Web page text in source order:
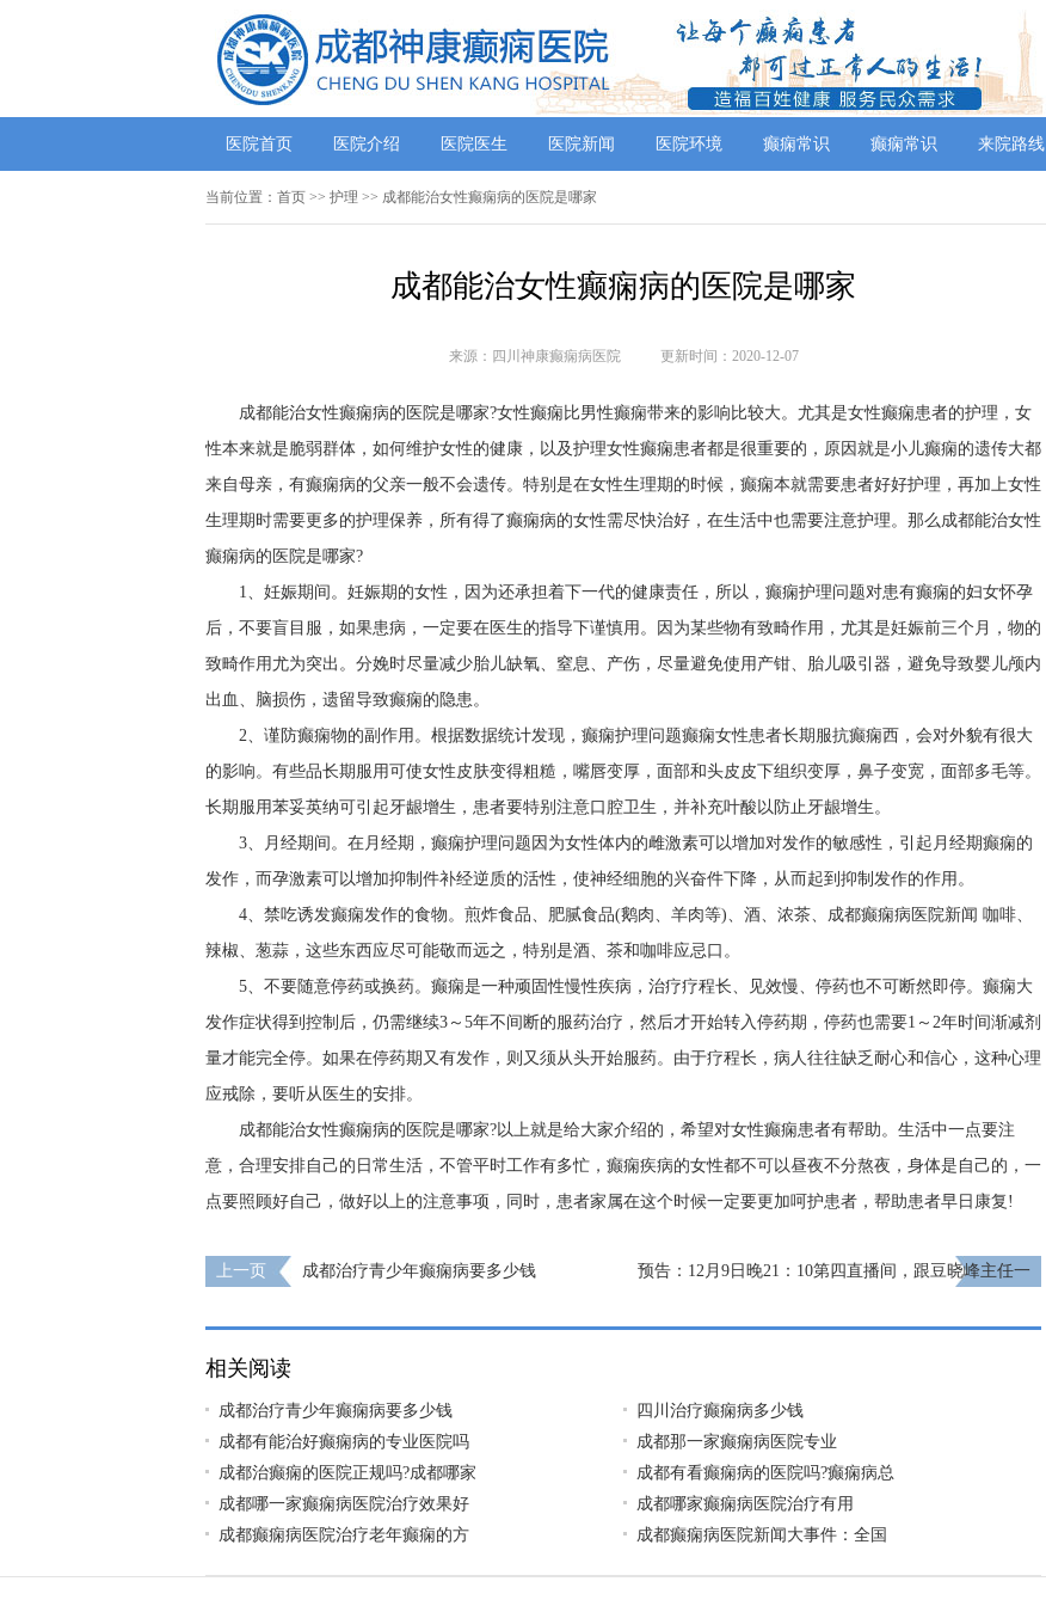
医院首页 医院介绍 医院医生 医院新闻 医院环境 癫痫常识 癫痫常识 来院路线
当前位置： 首页 >> 护理 >> 成都能治女性癫痫病的医院是哪家
成都能治女性癫痫病的医院是哪家
来源：四川神康癫痫病医院 更新时间：2020-12-07
成都能治女性癫痫病的医院是哪家?女性癫痫比男性癫痫带来的影响比较大。尤其是女性癫痫患者的护理，女
性本来就是脆弱群体，如何维护女性的健康，以及护理女性癫痫患者都是很重要的，原因就是小儿癫痫的遗传大都
来自母亲，有癫痫病的父亲一般不会遗传。特别是在女性生理期的时候，癫痫本就需要患者好好护理，再加上女性
生理期时需要更多的护理保养，所有得了癫痫病的女性需尽快治好，在生活中也需要注意护理。那么成都能治女性
癫痫病的医院是哪家?
1、妊娠期间。妊娠期的女性，因为还承担着下一代的健康责任，所以，癫痫护理问题对患有癫痫的妇女怀孕
后，不要盲目服，如果患病，一定要在医生的指导下谨慎用。因为某些物有致畸作用，尤其是妊娠前三个月，物的
致畸作用尤为突出。分娩时尽量减少胎儿缺氧、窒息、产伤，尽量避免使用产钳、胎儿吸引器，避免导致婴儿颅内
出血、脑损伤，遗留导致癫痫的隐患。
2、谨防癫痫物的副作用。根据数据统计发现，癫痫护理问题癫痫女性患者长期服抗癫痫西，会对外貌有很大
的影响。有些品长期服用可使女性皮肤变得粗糙，嘴唇变厚，面部和头皮皮下组织变厚，鼻子变宽，面部多毛等。
长期服用苯妥英纳可引起牙龈增生，患者要特别注意口腔卫生，并补充叶酸以防止牙龈增生。
3、月经期间。在月经期，癫痫护理问题因为女性体内的雌激素可以增加对发作的敏感性，引起月经期癫痫的
发作，而孕激素可以增加抑制件补经逆质的活性，使神经细胞的兴奋件下降，从而起到抑制发作的作用。
4、禁吃诱发癫痫发作的食物。煎炸食品、肥腻食品(鹅肉、羊肉等)、酒、浓茶、 成都癫痫病医院新闻 咖啡、
辣椒、葱蒜，这些东西应尽可能敬而远之，特别是酒、茶和咖啡应忌口。
5、不要随意停药或换药。癫痫是一种顽固性慢性疾病，治疗疗程长、见效慢、停药也不可断然即停。癫痫大
发作症状得到控制后，仍需继续3～5年不间断的服药治疗，然后才开始转入停药期，停药也需要1～2年时间渐减剂
量才能完全停。如果在停药期又有发作，则又须从头开始服药。由于疗程长，病人往往缺乏耐心和信心，这种心理
应戒除，要听从医生的安排。
成都能治女性癫痫病的医院是哪家?以上就是给大家介绍的，希望对女性癫痫患者有帮助。生活中一点要注
意，合理安排自己的日常生活，不管平时工作有多忙，癫痫疾病的女性都不可以昼夜不分熬夜，身体是自己的，一
点要照顾好自己，做好以上的注意事项，同时，患者家属在这个时候一定要更加呵护患者，帮助患者早日康复!
上一页 成都治疗青少年癫痫病要多少钱
预告：12月9日晚21：10第四直播间，跟豆晓峰主任一
下一页
相关阅读
成都治疗青少年癫痫病要多少钱
四川治疗癫痫病多少钱
成都有能治好癫痫病的专业医院吗
成都那一家癫痫病医院专业
成都治癫痫的医院正规吗?成都哪家
成都有看癫痫病的医院吗?癫痫病总
成都哪一家癫痫病医院治疗效果好
成都哪家癫痫病医院治疗有用
成都癫痫病医院治疗老年癫痫的方
成都癫痫病医院新闻大事件：全国